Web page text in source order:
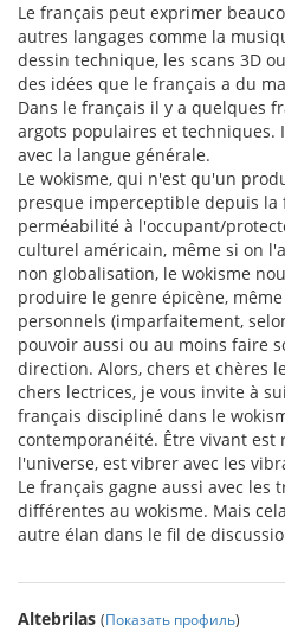
Le français peut exprimer
autres langages comme la
dessin technique, les scans 3D
des idées que le français a du
Dans le français il y a quelques
argots populaires et techniques.
avec la langue générale.
Le wokisme, qui n'est qu'un
presque imperceptible depuis la
perméabilité à l'occupant/
culturel américain, même si on
non globalisation, le wokisme
produire le genre épicène,
personnels (imparfaitement,
pouvoir aussi ou au moins faire
direction. Alors, chers et chères
chers lectrices, je vous invite à
français discipliné dans le
contemporanéité. Être vivant est
l'universe, est vibrer avec les
Le français gagne aussi avec les
différentes au wokisme. Mais
autre élan dans le fil de
Altebrilas (Показать профиль)